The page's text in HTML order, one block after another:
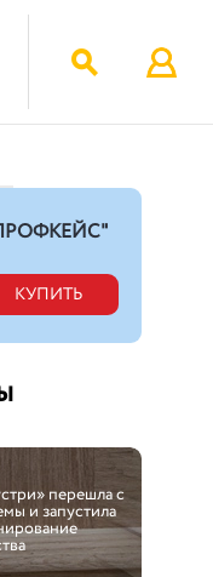
КУПИТЬ
перешла с
и запустила